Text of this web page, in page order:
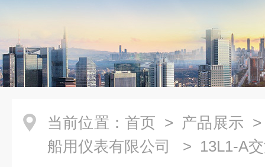
当前位置： 首页 > 产品展示
船用仪表有限公司
> 13L1-A